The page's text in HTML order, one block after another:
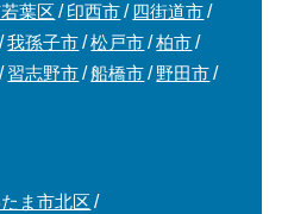
葉区 印西市
四街道市
我孫子市 松戸市
柏市
習志野市 船橋市
野田市
ま市北区